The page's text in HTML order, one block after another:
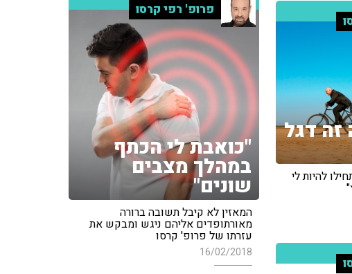
פרופ' רפי קרסו
"כואבת לי הכתף
במהלך מצבים
שונים"
המאזין לא קיבל תשובה ברורה
מאורתופדים אליהם ניגש ומבקש את
עזרתו של פרופ' קרסו
16/02/2018
זה דגל
להיות לי